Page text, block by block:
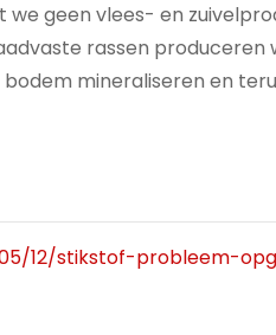
geen vlees- en
rassen produceren
mineraliseren en
12/stikstof-probleem-